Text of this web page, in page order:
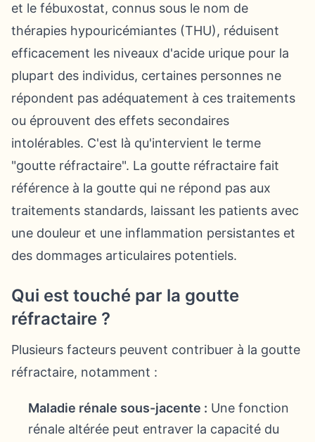
et le fébuxostat, connus sous le nom de
thérapies hypouricémiantes (THU), réduisent
efficacement les niveaux d'acide urique pour la
plupart des individus, certaines personnes ne
répondent pas adéquatement à ces traitements
ou éprouvent des effets secondaires
intolérables. C'est là qu'intervient le terme
"goutte réfractaire". La goutte réfractaire fait
référence à la goutte qui ne répond pas aux
traitements standards, laissant les patients avec
une douleur et une inflammation persistantes et
des dommages articulaires potentiels.
Qui est touché par la goutte
réfractaire ?
Plusieurs facteurs peuvent contribuer à la goutte
réfractaire, notamment :
Maladie rénale sous-jacente : Une fonction
rénale altérée peut entraver la capacité du